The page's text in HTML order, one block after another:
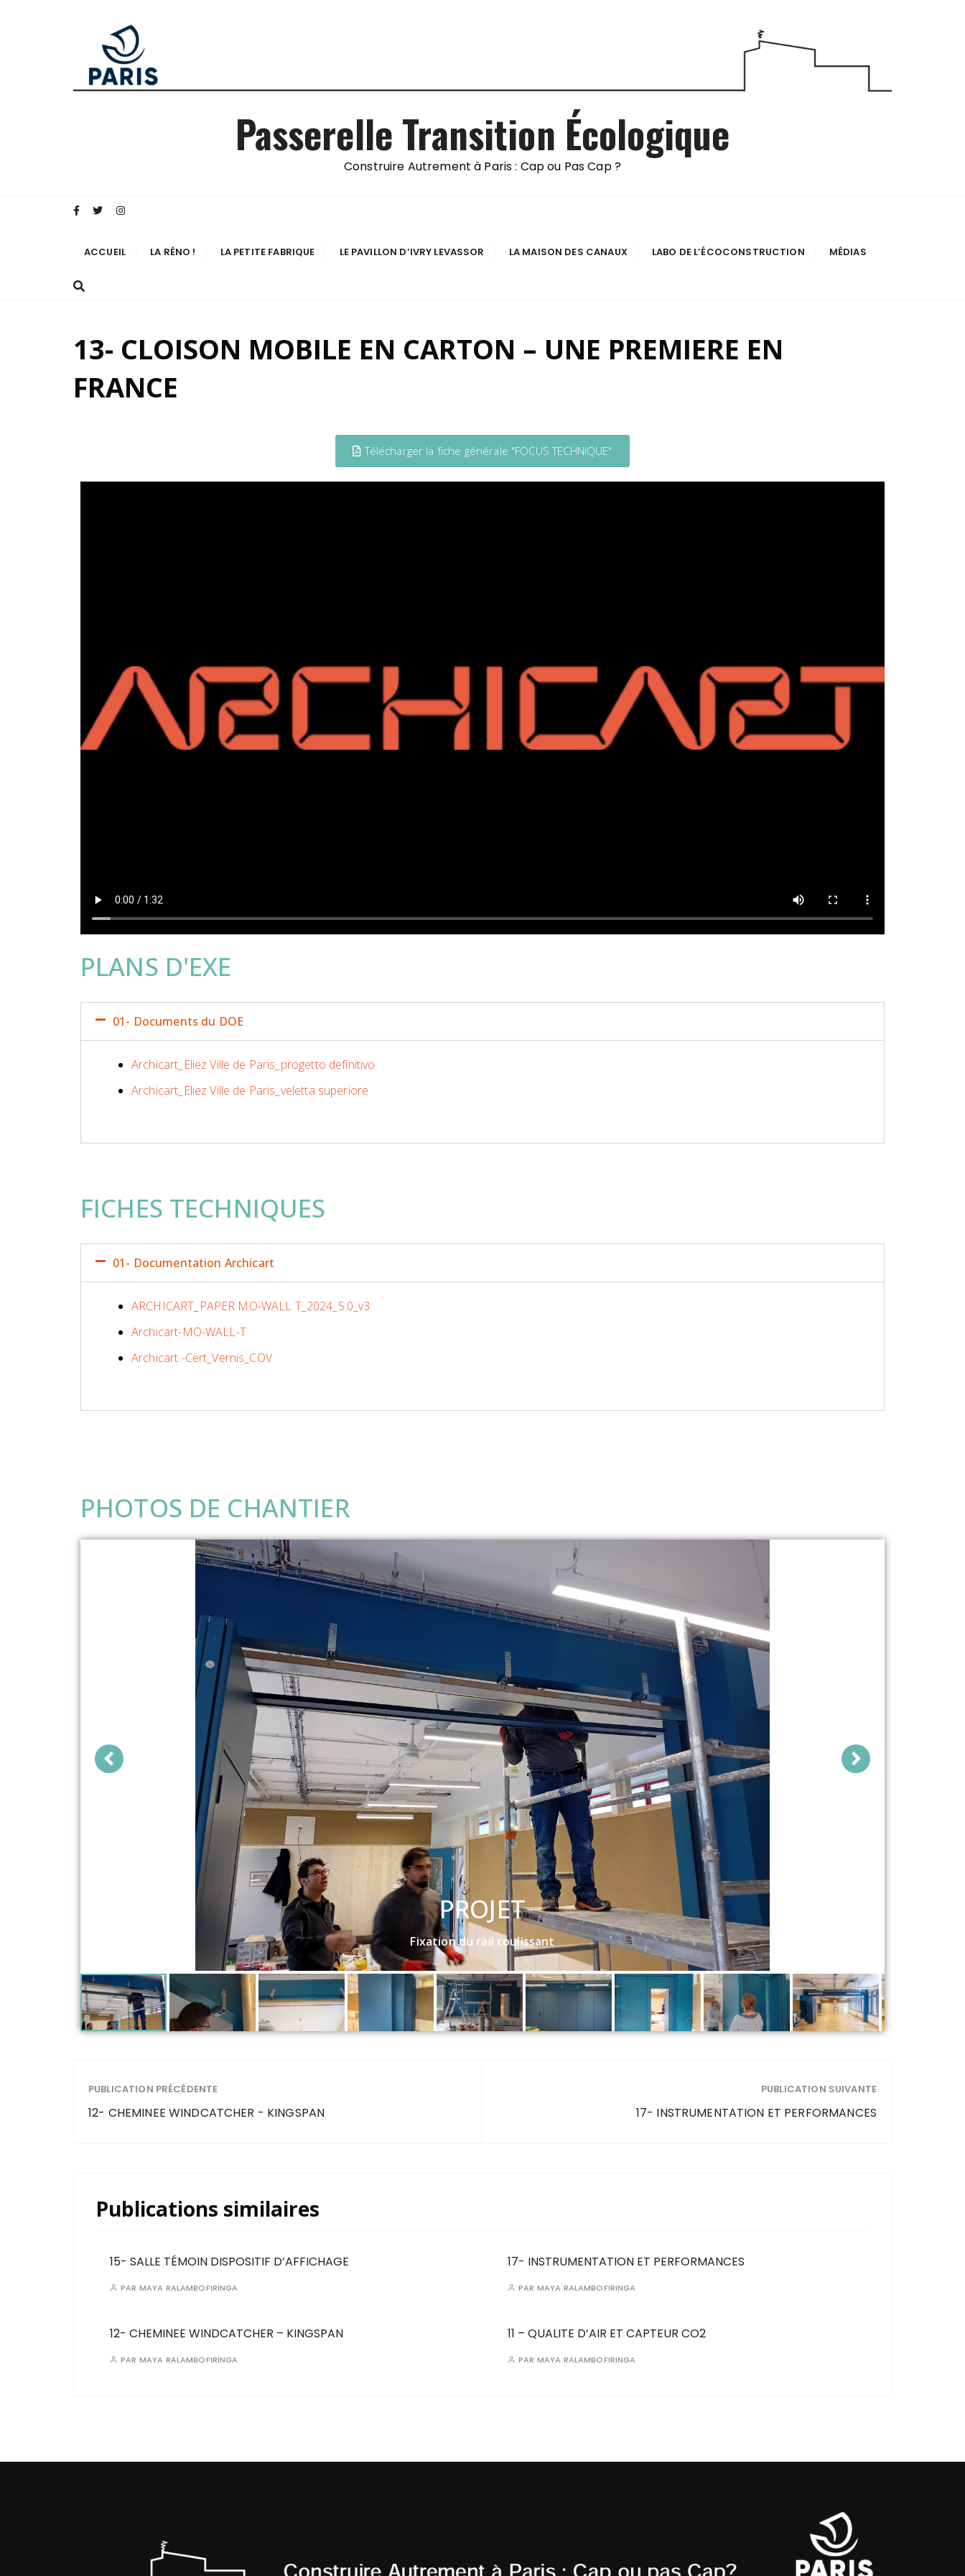
Passerelle Transition Écologique
Construire Autrement à Paris : Cap ou Pas Cap ?
ACCUEIL LA RÉNO ! LA PETITE FABRIQUE LE PAVILLON D’IVRY LEVASSOR LA MAISON DES CANAUX LABO DE L’ÉCOCONSTRUCTION MÉDIAS
13- CLOISON MOBILE EN CARTON – UNE PREMIERE EN
FRANCE
Télécharger la fiche générale "FOCUS TECHNIQUE"
PLANS D'EXE
01- Documents du DOE
Archicart_Eliez Ville de Paris_progetto definitivo
Archicart_Eliez Ville de Paris_veletta superiore
FICHES TECHNIQUES
01- Documentation Archicart
ARCHICART_PAPER MO-WALL T_2024_5.0_v3
Archicart-MO-WALL-T
Archicart -Cert_Vernis_COV
PHOTOS DE CHANTIER
PROJET
Fixation du rail coulissant
PUBLICATION PRÉCÉDENTE
12- CHEMINEE WINDCATCHER - KINGSPAN
PUBLICATION SUIVANTE
17- INSTRUMENTATION ET PERFORMANCES
Publications similaires
15- SALLE TÉMOIN DISPOSITIF D’AFFICHAGE
PAR MAYA RALAMBOFIRINGA
17- INSTRUMENTATION ET PERFORMANCES
PAR MAYA RALAMBOFIRINGA
12- CHEMINEE WINDCATCHER – KINGSPAN
PAR MAYA RALAMBOFIRINGA
11 – QUALITE D’AIR ET CAPTEUR CO2
PAR MAYA RALAMBOFIRINGA